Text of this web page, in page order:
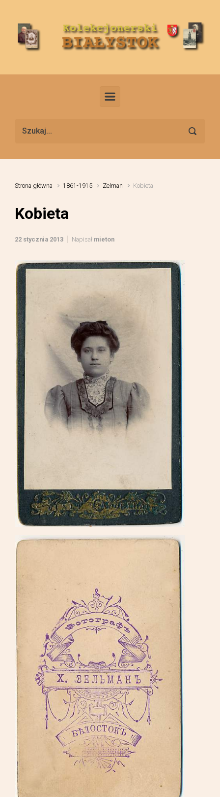
Strona główna 1861-1915 Zelman Kobieta
Kobieta
22 stycznia 2013 Napisał mieton